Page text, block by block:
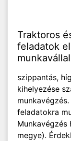
Traktoros
feladatok
szippantás,
kihelyezése
feladatokra
Munkavégzés
megye).